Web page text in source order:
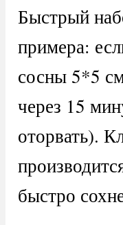
Быстрый
примера:
сосны 5*5
через 15
оторвать).
быстро